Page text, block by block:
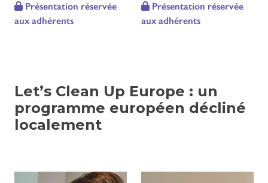
Présentation réservée
aux adhérents
Présentation réservée
aux adhérents
Let’s Clean Up Europe : un
programme européen décliné
localement